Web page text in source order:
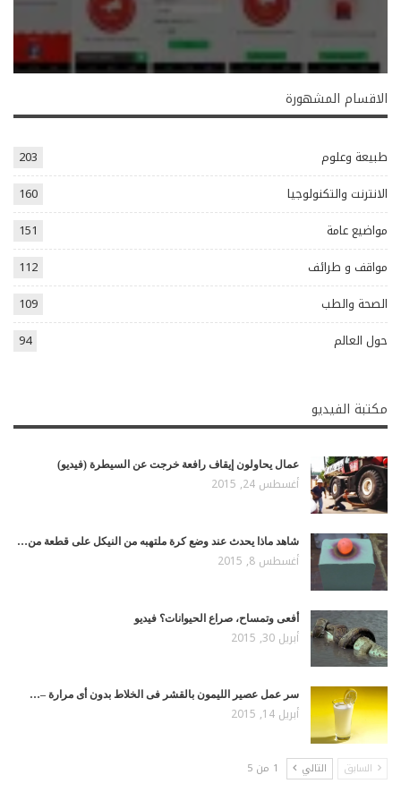
الاقسام المشهورة
طبيعة وعلوم
203
الانترنت والتكنولوجيا
160
مواضيع عامة
151
مواقف و طرائف
112
الصحة والطب
109
حول العالم
94
مكتبة الفيديو
عمال يحاولون إيقاف رافعة خرجت عن السيطرة (فيديو)
أغسطس 24, 2015
شاهد ماذا يحدث عند وضع كرة ملتهبه من النيكل على قطعة من…
أغسطس 8, 2015
أفعى وتمساح، صراع الحيوانات؟ فيديو
أبريل 30, 2015
سر عمل عصير الليمون بالقشر فى الخلاط بدون أى مرارة –…
أبريل 14, 2015
السابق التالي 1 من 5